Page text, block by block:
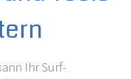
Ihr Surf-